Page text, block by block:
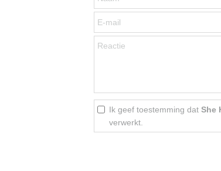
Ik geef toestemming dat She
verwerkt.